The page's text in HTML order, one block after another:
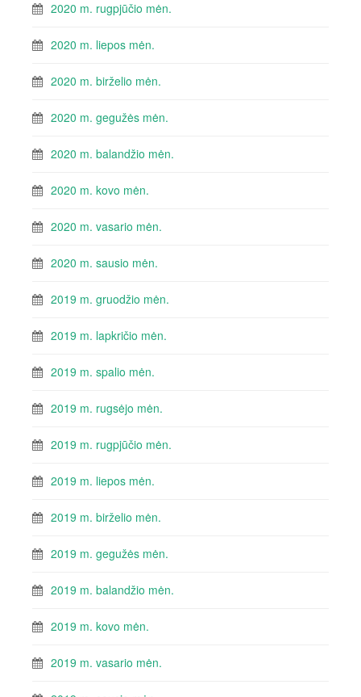
2020 m. rugpjūčio mėn.
2020 m. liepos mėn.
2020 m. birželio mėn.
2020 m. gegužės mėn.
2020 m. balandžio mėn.
2020 m. kovo mėn.
2020 m. vasario mėn.
2020 m. sausio mėn.
2019 m. gruodžio mėn.
2019 m. lapkričio mėn.
2019 m. spalio mėn.
2019 m. rugsėjo mėn.
2019 m. rugpjūčio mėn.
2019 m. liepos mėn.
2019 m. birželio mėn.
2019 m. gegužės mėn.
2019 m. balandžio mėn.
2019 m. kovo mėn.
2019 m. vasario mėn.